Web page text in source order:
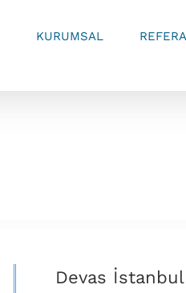
KURUMSAL
Devas